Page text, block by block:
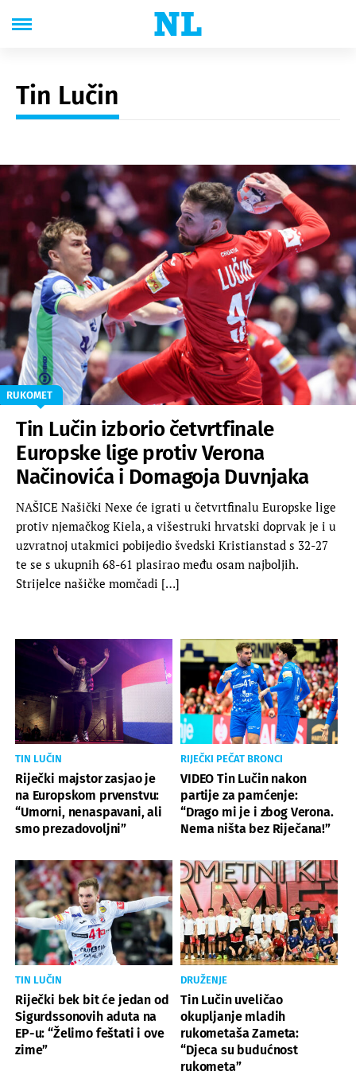
Tin Lučin
RUKOMET
Tin Lučin izborio četvrtfinale
Europske lige protiv Verona
Načinovića i Domagoja Duvnjaka
NAŠICE Našički Nexe će igrati u četvrtfinalu Europske lige
protiv njemačkog Kiela, a višestruki hrvatski doprvak je i u
uzvratnoj utakmici pobijedio švedski Kristianstad s 32-27
te se s ukupnih 68-61 plasirao među osam najboljih.
Strijelce našičke momčadi […]
TIN LUČIN
Riječki majstor zasjao je
na Europskom prvenstvu:
“Umorni, nenaspavani, ali
smo prezadovoljni”
RIJEČKI PEČAT BRONCI
VIDEO Tin Lučin nakon
partije za pamćenje:
“Drago mi je i zbog Verona.
Nema ništa bez Riječana!”
TIN LUČIN
Riječki bek bit će jedan od
Sigurdssonovih aduta na
EP-u: “Želimo feštati i ove
zime”
DRUŽENJE
Tin Lučin uveličao
okupljanje mladih
rukometaša Zameta:
“Djeca su budućnost
rukometa”